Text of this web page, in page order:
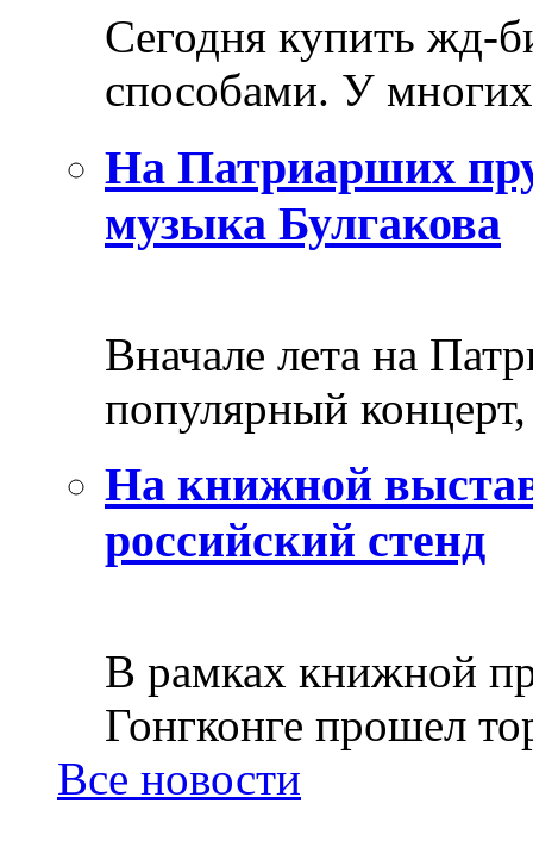
Сегодня купить жд-
способами. У
На Патриарших
музыка Булгакова
Вначале лета на
популярный
На книжной
российский стенд
В рамках книжной
Гонгконге прошел
Все новости